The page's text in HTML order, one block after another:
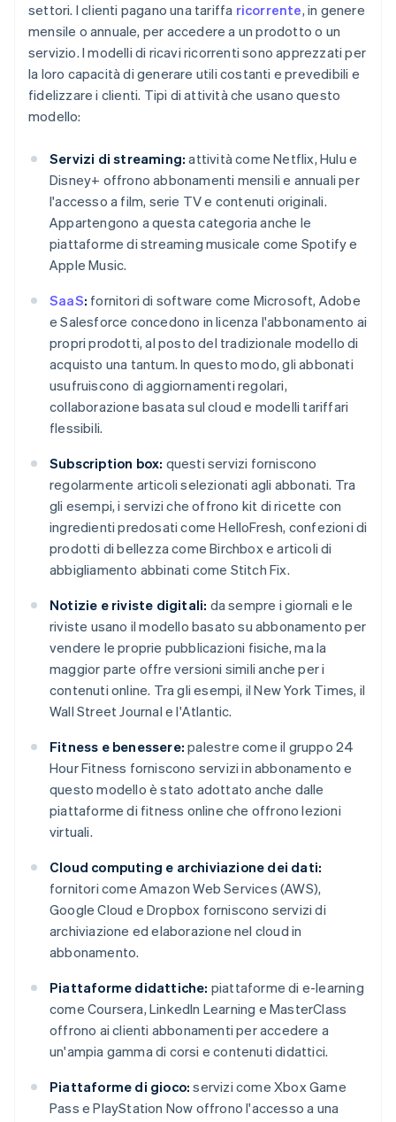
settori. I clienti pagano una tariffa ricorrente, in genere
mensile o annuale, per accedere a un prodotto o un
servizio. I modelli di ricavi ricorrenti sono apprezzati per
la loro capacità di generare utili costanti e prevedibili e
fidelizzare i clienti. Tipi di attività che usano questo
modello:
Servizi di streaming: attività come Netflix, Hulu e
Disney+ offrono abbonamenti mensili e annuali per
l'accesso a film, serie TV e contenuti originali.
Appartengono a questa categoria anche le
piattaforme di streaming musicale come Spotify e
Apple Music.
SaaS: fornitori di software come Microsoft, Adobe
e Salesforce concedono in licenza l'abbonamento ai
propri prodotti, al posto del tradizionale modello di
acquisto una tantum. In questo modo, gli abbonati
usufruiscono di aggiornamenti regolari,
collaborazione basata sul cloud e modelli tariffari
flessibili.
Subscription box: questi servizi forniscono
regolarmente articoli selezionati agli abbonati. Tra
gli esempi, i servizi che offrono kit di ricette con
ingredienti predosati come HelloFresh, confezioni di
prodotti di bellezza come Birchbox e articoli di
abbigliamento abbinati come Stitch Fix.
Notizie e riviste digitali: da sempre i giornali e le
riviste usano il modello basato su abbonamento per
vendere le proprie pubblicazioni fisiche, ma la
maggior parte offre versioni simili anche per i
contenuti online. Tra gli esempi, il New York Times, il
Wall Street Journal e l'Atlantic.
Fitness e benessere: palestre come il gruppo 24
Hour Fitness forniscono servizi in abbonamento e
questo modello è stato adottato anche dalle
piattaforme di fitness online che offrono lezioni
virtuali.
Cloud computing e archiviazione dei dati:
fornitori come Amazon Web Services (AWS),
Google Cloud e Dropbox forniscono servizi di
archiviazione ed elaborazione nel cloud in
abbonamento.
Piattaforme didattiche: piattaforme di e-learning
come Coursera, LinkedIn Learning e MasterClass
offrono ai clienti abbonamenti per accedere a
un'ampia gamma di corsi e contenuti didattici.
Piattaforme di gioco: servizi come Xbox Game
Pass e PlayStation Now offrono l'accesso a una